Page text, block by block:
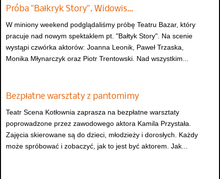
Próba "Bałkryk Story". Widowis…
W miniony weekend podglądaliśmy próbę Teatru Bazar, który
pracuje nad nowym spektaklem pt. "Bałtyk Story". Na scenie
wystąpi czwórka aktorów: Joanna Leonik, Paweł Trzaska,
Monika Młynarczyk oraz Piotr Trentowski. Nad wszystkim...
Bezpłatne warsztaty z pantomimy
Teatr Scena Kotłownia zaprasza na bezpłatne warsztaty
poprowadzone przez zawodowego aktora Kamila Przystała.
Zajęcia skierowane są do dzieci, młodzieży i dorosłych. Każdy
może spróbować i zobaczyć, jak to jest być aktorem. Jak...